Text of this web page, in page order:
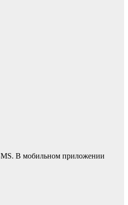
В мобильном приложении